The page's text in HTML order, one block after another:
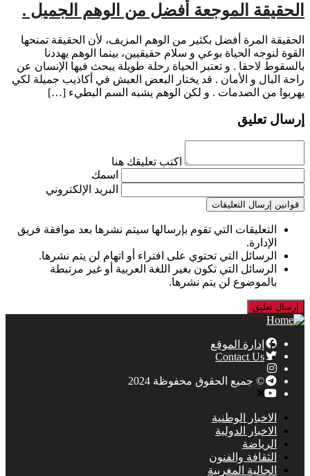
‏الحقيقة الموجعة أفضل من الوهم الجميل .
‏الحقيقة المرة أفضل بكثير من الوهم المزيف، لأن الحقيقة تمنحها
القوة لنوجه الحياة بوعي و سلام حقيقيين، بينما الوهم يهددنا
بالسقوط لاحقا . ‏و تعتبر الحياة رحلة طويلة يبحث فيها الإنسان عن
راحة البال و الأمان . ‏قد يختار البعض العيش في أكاذيب جميلة لكي
يهربوا من الصدمات . ‏و لكن الوهم يشبه السم البطيء […]
إرسال تعليق
اكتب تعليقك هنا
اسمك
البريد الإلكتروني
قوانين إرسال التعليقات
التعليقات التي تقوم بإرسالها سيتم نشرها بعد موافقة فريق
الإدارة.
الرسائل التي تحتوي على افتراء أو اتهام لن يتم نشرها.
الرسائل التي تكون بغير اللغة العربية أو غير مرتبطة
بالموضوع لن يتم نشرها.
إدارة الموقع
Contact Us
© جميع الحقوق محفوظة 2024
الاخبار الوطنية
الاخبار الدولية
الرياضة
الثقافة والفنون
الجالية المغربية